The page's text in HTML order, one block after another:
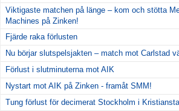
Viktigaste matchen på länge – kom och stötta
Machines på Zinken!
Fjärde raka förlusten
Nu börjar slutspelsjakten – match mot Carlstad
Förlust i slutminuterna mot AIK
Nystart mot AIK på Zinken - framåt SMM!
Tung förlust för decimerat Stockholm i